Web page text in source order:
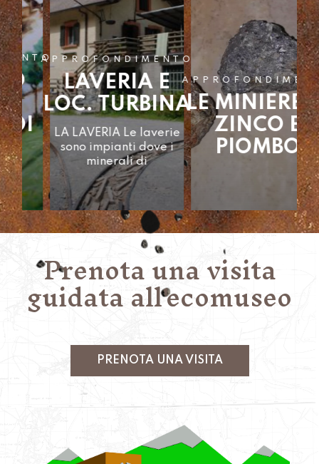
APPROFONDIMENTO
LAVERIA E
LOC. TURBINA
LA LAVERIA Le laverie
sono impianti dove i
minerali di
APPROFONDIMENTO
LE MINIERE DI
ZINCO E
PIOMBO
Prenota una visita
guidata all'ecomuseo
PRENOTA UNA VISITA